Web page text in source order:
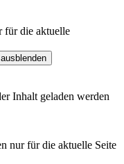
für die aktuelle
Inhalt geladen werden
nur für die aktuelle Seite